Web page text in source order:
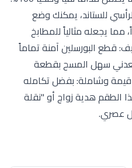
للستاند، يمكنك وضع
يجعله مثالياً للمطابخ
قطع البورسلين آمنة تماماً
سهل المسح بقطعة
وشاملة: بفضل تكامله
الطقم هدية زواج أو "نقلة
عصري.